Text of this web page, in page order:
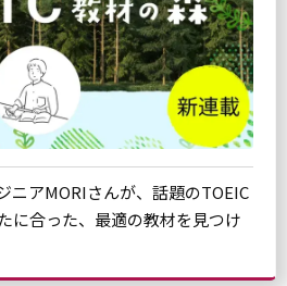
ニアMORIさんが、話題のTOEIC
に合った、最適の教材を見つけ